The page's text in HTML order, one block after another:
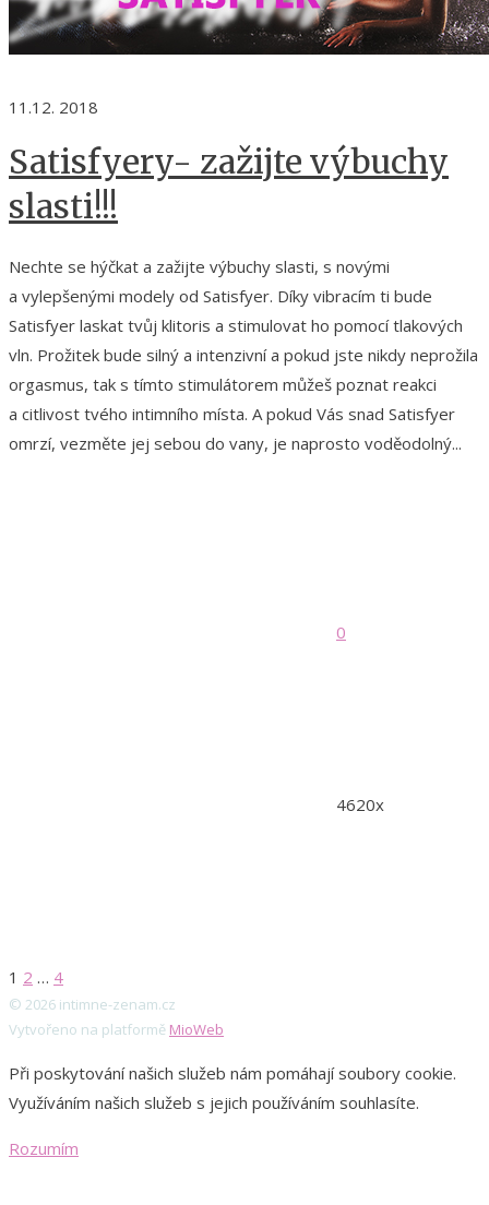
11.12. 2018
Satisfyery- zažijte výbuchy
slasti!!!
Nechte se hýčkat a zažijte výbuchy slasti, s novými
a vylepšenými modely od Satisfyer. Díky vibracím ti bude
Satisfyer laskat tvůj klitoris a stimulovat ho pomocí tlakových
vln. Prožitek bude silný a intenzivní a pokud jste nikdy neprožila
orgasmus, tak s tímto stimulátorem můžeš poznat reakci
a citlivost tvého intimního místa. A pokud Vás snad Satisfyer
omrzí, vezměte jej sebou do vany, je naprosto voděodolný...
0
4620x
1 2 … 4
© 2026 intimne-zenam.cz
Vytvořeno na platformě MioWeb
Při poskytování našich služeb nám pomáhají soubory cookie.
Využíváním našich služeb s jejich používáním souhlasíte.
Rozumím